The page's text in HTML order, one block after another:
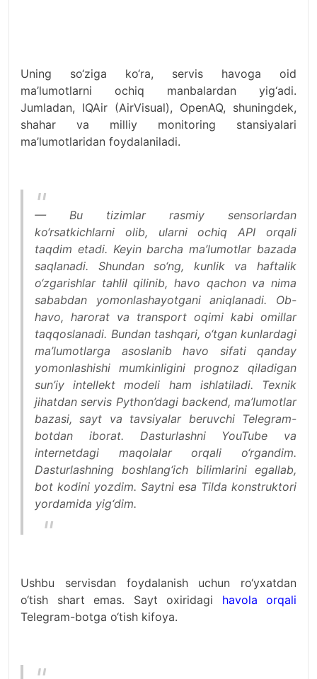
Uning so‘ziga ko‘ra, servis havoga oid
ma’lumotlarni ochiq manbalardan yig‘adi.
Jumladan, IQAir (AirVisual), OpenAQ, shuningdek,
shahar va milliy monitoring stansiyalari
ma’lumotlaridan foydalaniladi.
— Bu tizimlar rasmiy sensorlardan
ko‘rsatkichlarni olib, ularni ochiq API orqali
taqdim etadi. Keyin barcha ma’lumotlar bazada
saqlanadi. Shundan so‘ng, kunlik va haftalik
o‘zgarishlar tahlil qilinib, havo qachon va nima
sababdan yomonlashayotgani aniqlanadi. Ob-
havo, harorat va transport oqimi kabi omillar
taqqoslanadi. Bundan tashqari, o‘tgan kunlardagi
ma’lumotlarga asoslanib havo sifati qanday
yomonlashishi mumkinligini prognoz qiladigan
sun’iy intellekt modeli ham ishlatiladi. Texnik
jihatdan servis Python’dagi backend, ma’lumotlar
bazasi, sayt va tavsiyalar beruvchi Telegram-
botdan iborat. Dasturlashni YouTube va
internetdagi maqolalar orqali o‘rgandim.
Dasturlashning boshlang‘ich bilimlarini egallab,
bot kodini yozdim. Saytni esa Tilda konstruktori
yordamida yig‘dim.
Ushbu servisdan foydalanish uchun ro‘yxatdan
o‘tish shart emas. Sayt oxiridagi havola orqali
Telegram-botga o‘tish kifoya.